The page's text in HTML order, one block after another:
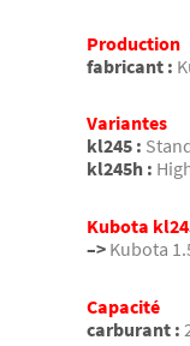
Production
fabricant :
Variantes
kl245 :
kl245h :
Kubota
–> Kubota
Capacité
carburant :